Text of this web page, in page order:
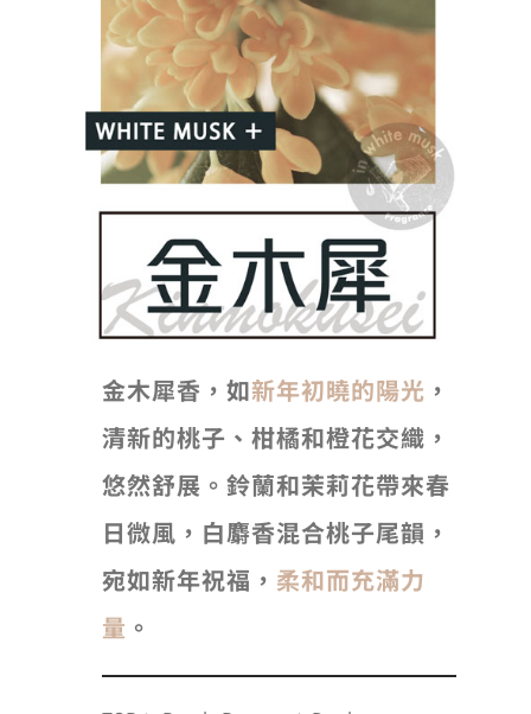
金木犀香，如新年初曉的陽光 ，
清新的桃子、柑橘和橙花交織，
悠然舒展。鈴蘭和茉莉花帶來春
日微風，白麝香混合桃子尾韻，
宛如新年祝福， 柔和而充滿力
量 。